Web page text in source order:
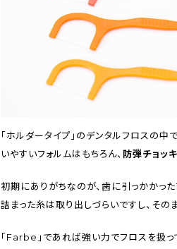
「ホルダータイプ」のデンタルフロスの
いやすいフォルムはもちろん、 防弾チョッ
初期にありがちなのが、歯に引っかかっ
詰まった糸は取り出しづらいですし、そ
「Farbe」であれば強い力でフロスを扱っ